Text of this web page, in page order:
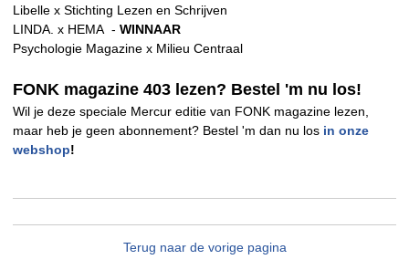
Libelle x Stichting Lezen en Schrijven
LINDA. x HEMA - WINNAAR
Psychologie Magazine x Milieu Centraal
FONK magazine 403 lezen? Bestel 'm nu los!
Wil je deze speciale Mercur editie van FONK magazine lezen,
maar heb je geen abonnement? Bestel 'm dan nu los in onze
webshop!
Terug naar de vorige pagina